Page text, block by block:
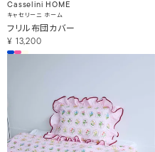
Casselini HOME
キャセリーニ ホーム
フリル布団カバー
¥ 13,200